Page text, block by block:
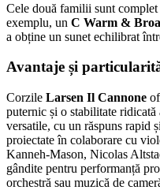
Cele două familii sunt
exemplu, un C Warm &
a obține un sunet echilibrat
Avantaje și
Corzile Larsen Il Cannone
puternic și o stabilitate
versatile, cu un răspuns rapid
proiectate în colaborare cu
Kanneh-Mason, Nicolas
gândite pentru performanță
orchestră sau muzică de